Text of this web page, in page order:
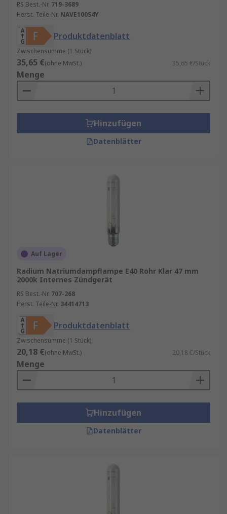
RS Best.-Nr. 719-3689
Herst. Teile-Nr. NAVE100S4Y
Produktdatenblatt
Zwischensumme (1 Stück)
35,65 €(ohne MwSt.) 35,65 €/Stück
Menge
Hinzufügen
Datenblätter
Auf Lager
Radium Natriumdampflampe E40 Rohr Klar 47 mm
2000k Internes Zündgerät
RS Best.-Nr. 707-268
Herst. Teile-Nr. 34414713
Produktdatenblatt
Zwischensumme (1 Stück)
20,18 €(ohne MwSt.) 20,18 €/Stück
Menge
Hinzufügen
Datenblätter